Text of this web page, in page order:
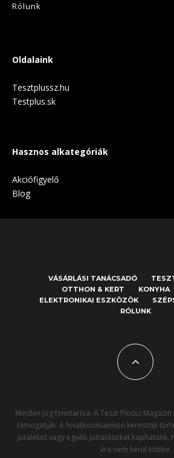
Rólunk
Oldalaink
Tesztplussz.hu
Testplus.sk
Hasznos alkategóriák
Akciófigyelő
Blog
VÁSÁRLÁSI TANÁCSADÓ
OTTHON & KERT
KONYHA
ELEKTRONIKAI ESZKÖZÖK
RÓLUNK
Minden jog fenntartva. A Teszt Plussz
támogatják. A hivatkozásainkon keresztül
jutalékot vagy egyéb juttatásokat kaphatunk,
ára nem kerül többe.